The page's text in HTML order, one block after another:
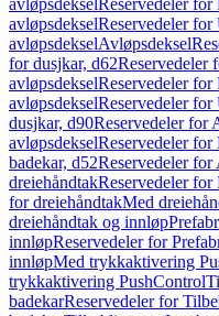
avløpsdekselReservedeler for
avløpsdekselReservedeler for
avløpsdekselAvløpsdeksel
for dusjkar, d62Reservedeler
avløpsdekselReservedeler for
avløpsdekselReservedeler for
dusjkar, d90Reservedeler for
avløpsdekselReservedeler for
badekar, d52Reservedeler for
dreiehåndtakReservedeler for
for dreiehåndtakMed
dreiehåndtak og innløp
innløpReservedeler for
innløpMed trykkaktivering
trykkaktivering PushControl
badekarReservedeler for